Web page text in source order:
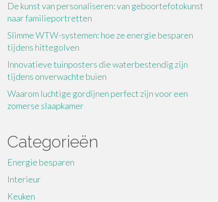
De kunst van personaliseren: van geboortefotokunst
naar familieportretten
Slimme WTW-systemen: hoe ze energie besparen
tijdens hittegolven
Innovatieve tuinposters die waterbestendig zijn
tijdens onverwachte buien
Waarom luchtige gordijnen perfect zijn voor een
zomerse slaapkamer
Categorieën
Energie besparen
Interieur
Keuken